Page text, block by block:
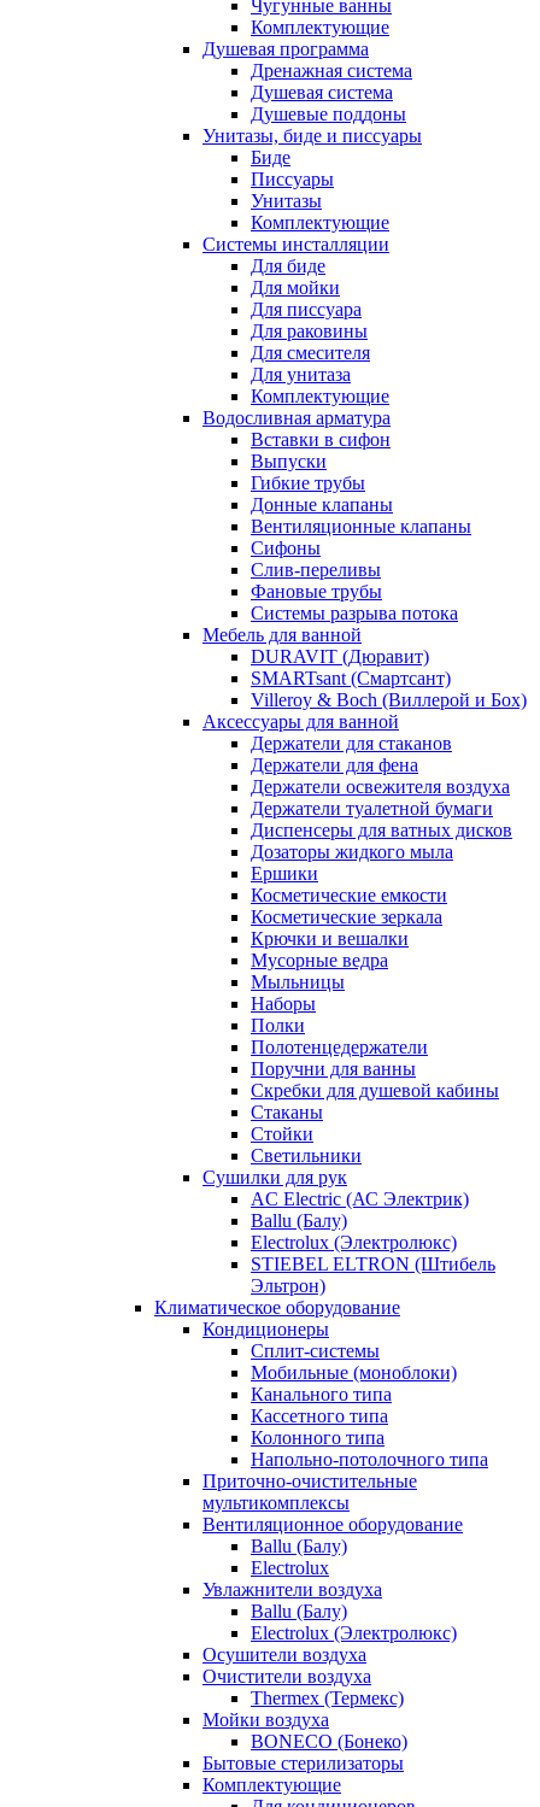
Чугунные ванны
Комплектующие
Душевая программа
Дренажная система
Душевая система
Душевые поддоны
Унитазы, биде и писсуары
Биде
Писсуары
Унитазы
Комплектующие
Системы инсталляции
Для биде
Для мойки
Для писсуара
Для раковины
Для смесителя
Для унитаза
Комплектующие
Водосливная арматура
Вставки в сифон
Выпуски
Гибкие трубы
Донные клапаны
Вентиляционные клапаны
Сифоны
Слив-переливы
Фановые трубы
Системы разрыва потока
Мебель для ванной
DURAVIT (Дюравит)
SMARTsant (Смартсант)
Villeroy & Boch (Виллерой и Бох)
Аксессуары для ванной
Держатели для стаканов
Держатели для фена
Держатели освежителя воздуха
Держатели туалетной бумаги
Диспенсеры для ватных дисков
Дозаторы жидкого мыла
Ершики
Косметические емкости
Косметические зеркала
Крючки и вешалки
Мусорные ведра
Мыльницы
Наборы
Полки
Полотенцедержатели
Поручни для ванны
Скребки для душевой кабины
Стаканы
Стойки
Светильники
Сушилки для рук
AC Electric (АС Электрик)
Ballu (Балу)
Electrolux (Электролюкс)
STIEBEL ELTRON (Штибель
Эльтрон)
Климатическое оборудование
Кондиционеры
Сплит-системы
Мобильные (моноблоки)
Канального типа
Кассетного типа
Колонного типа
Напольно-потолочного типа
Приточно-очистительные
мультикомплексы
Вентиляционное оборудование
Ballu (Балу)
Electrolux
Увлажнители воздуха
Ballu (Балу)
Electrolux (Электролюкс)
Осушители воздуха
Очистители воздуха
Thermex (Термекс)
Мойки воздуха
BONECO (Бонеко)
Бытовые стерилизаторы
Комплектующие